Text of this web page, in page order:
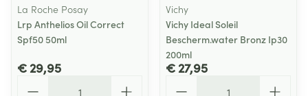
La Roche Posay
Lrp Anthelios Oil Correct
Spf50 50ml
€ 29,95
Vichy
Vichy Ideal Soleil
Bescherm.water Bronz Ip30
200ml
€ 27,95